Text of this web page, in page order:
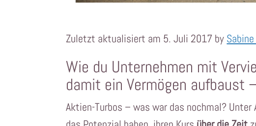
Zuletzt aktualisiert am 5. Juli 2017 by
Wie du Unternehmen mit
damit ein Vermögen aufbaust
Aktien-Turbos – was war das nochmal?